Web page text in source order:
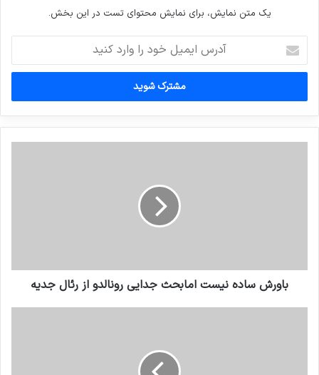
یک متن نمایش، برای نمایش محتوای تست در این بخش.
ایمیل
خود
وارد
کنید
باورش ساده نیست امابحث جدایی رونالدو از رئال جدیه